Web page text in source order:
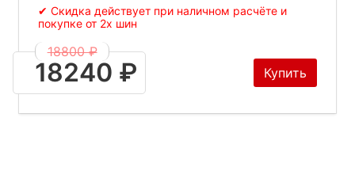
✔ Скидка действует при наличном расчёте и
покупке от 2х шин
18800 ₽
18240 ₽ Купить